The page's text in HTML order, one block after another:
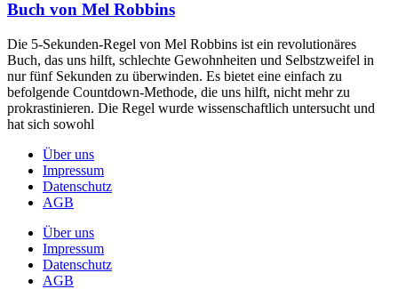
Buch von Mel Robbins
Die 5-Sekunden-Regel von Mel Robbins ist ein revolutionäres
Buch, das uns hilft, schlechte Gewohnheiten und Selbstzweifel in
nur fünf Sekunden zu überwinden. Es bietet eine einfach zu
befolgende Countdown-Methode, die uns hilft, nicht mehr zu
prokrastinieren. Die Regel wurde wissenschaftlich untersucht und
hat sich sowohl
Über uns
Impressum
Datenschutz
AGB
Über uns
Impressum
Datenschutz
AGB